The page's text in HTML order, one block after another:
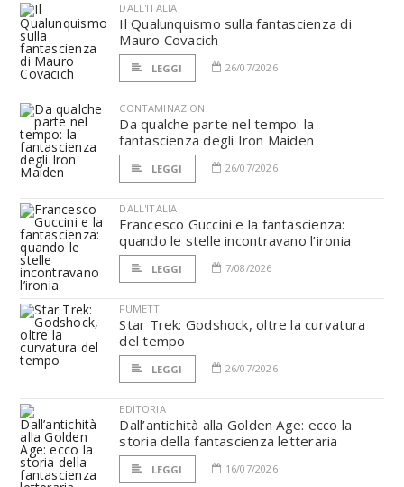
DALL'ITALIA
Il Qualunquismo sulla fantascienza di
Mauro Covacich
LEGGI 26/07/2026
CONTAMINAZIONI
Da qualche parte nel tempo: la
fantascienza degli Iron Maiden
LEGGI 26/07/2026
DALL'ITALIA
Francesco Guccini e la fantascienza:
quando le stelle incontravano l’ironia
LEGGI 7/08/2026
FUMETTI
Star Trek: Godshock, oltre la curvatura
del tempo
LEGGI 26/07/2026
EDITORIA
Dall’antichità alla Golden Age: ecco la
storia della fantascienza letteraria
LEGGI 16/07/2026